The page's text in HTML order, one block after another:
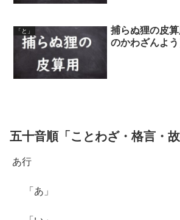
「と」
捕らぬ狸の皮
のかわざんよう
五十音順「ことわざ・格言・故
あ行
「あ」